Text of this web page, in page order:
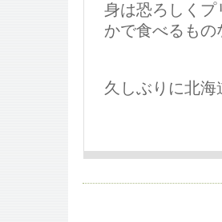
身は恐ろしくプ
かで食べるも
久しぶりに北